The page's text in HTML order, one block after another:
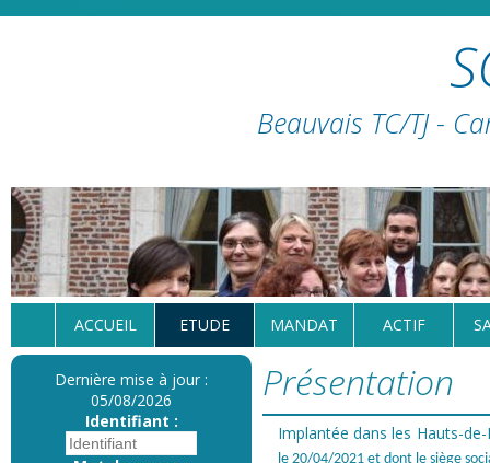
Beauvais TC/TJ -
ACCUEIL ETUDE MANDAT ACTIF
Dernière mise à jour :
05/08/2026
Identifiant :
Présentation
Implantée dans les Hauts-
le 20/04/2021 et dont le siège